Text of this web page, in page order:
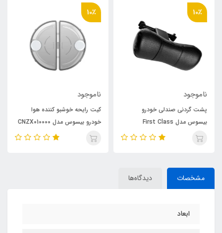
10٪
ناموجود
پشت گردنی صندلی خودرو
بیسوس مدل First Class
10٪
ناموجود
کیت رایحه خوشبو کننده هوا
خودرو بیسوس مدل CNZX010000
بسته ۲ عددی
مشخصات دیدگاه‌ها
ابعاد